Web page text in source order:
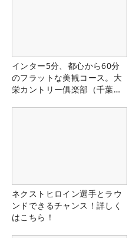
インター5分、都心から60分
のフラットな美観コース。大
栄カントリー俱楽部（千葉
ネクストヒロイン選手とラウ
ンドできるチャンス！詳しく
はこちら！